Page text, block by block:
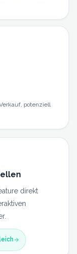
potenziell
direkt